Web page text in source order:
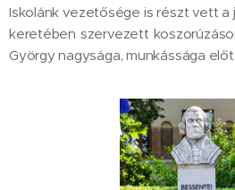
Iskolánk vezetősége is részt vett a
keretében szervezett
György nagysága, munkássága